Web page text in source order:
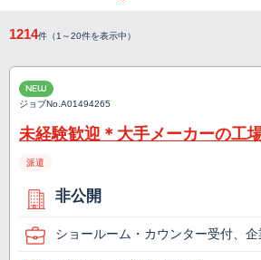
1214件（1～20件を表示中）
NEW
ジョブNo.A01494265
未経験歓迎＊大手メーカーの工
派遣
非公開
ショールーム・カウンター受付、